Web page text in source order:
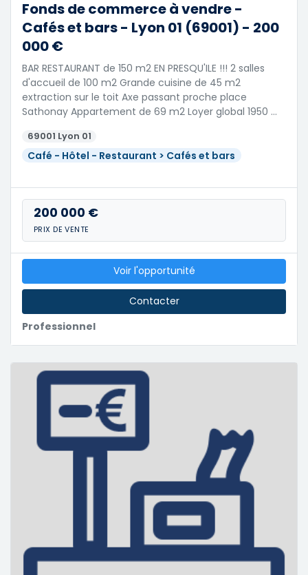
Fonds de commerce à vendre -
Cafés et bars - Lyon 01 (69001) - 200
000 €
BAR RESTAURANT de 150 m2 EN PRESQU'ILE !!! 2 salles
d'accueil de 100 m2 Grande cuisine de 45 m2
extraction sur le toit Axe passant proche place
Sathonay Appartement de 69 m2 Loyer global 1950 …
69001 Lyon 01
Café - Hôtel - Restaurant > Cafés et bars
200 000 €
PRIX DE VENTE
Professionnel
Voir l'opportunité
Contacter